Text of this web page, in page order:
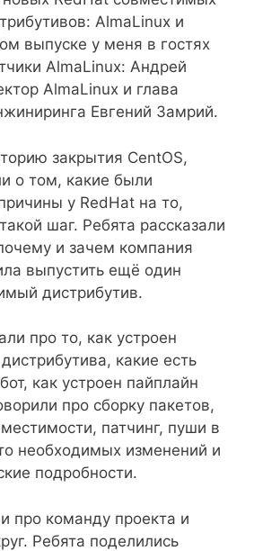
AlmaLinux и
выпуске у меня в гостях
AlmaLinux: Андрей
AlmaLinux и глава
Евгений Замрий.
закрытия CentOS,
о том, какие были
у RedHat на то,
шаг. Ребята рассказали
и зачем компания
выпустить ещё один
дистрибутив.
про то, как устроен
какие есть
как устроен пайплайн
про сборку пакетов,
патчинг, пуши в
необходимых изменений и
подробности.
про команду проекта и
Ребята поделились